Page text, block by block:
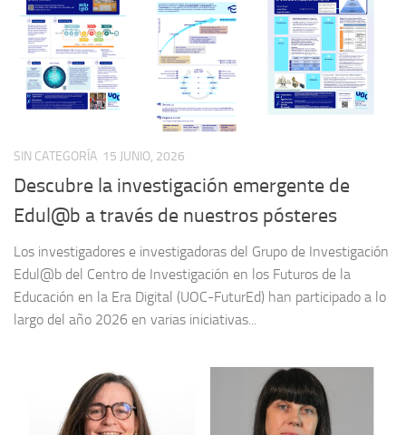
SIN CATEGORÍA 15 JUNIO, 2026
Descubre la investigación emergente de
Edul@b a través de nuestros pósteres
Los investigadores e investigadoras del Grupo de Investigación
Edul@b del Centro de Investigación en los Futuros de la
Educación en la Era Digital (UOC-FuturEd) han participado a lo
largo del año 2026 en varias iniciativas...